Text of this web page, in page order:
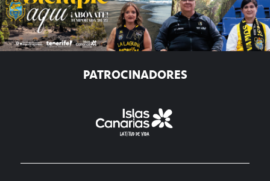
PATROCINADORES